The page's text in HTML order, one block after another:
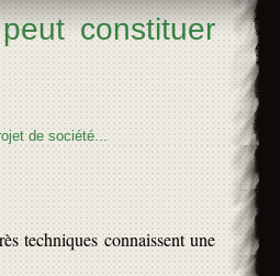
constituer
techniques connaissent une